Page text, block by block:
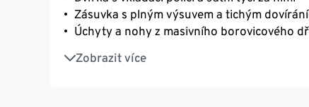
Zásuvka s plným výsuvem a tichým
Úchyty a nohy z masivního borovicového
Zobrazit více
Korpus, čelní části a vkládací police z
Včetně materiálu pro připevnění ke stěně a